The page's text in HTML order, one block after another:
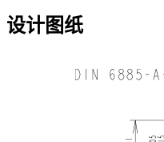
设计图纸